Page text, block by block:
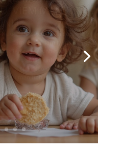
BẠO HÀNH,
THƯƠNG
VỆ
nhiều người khó hiểu
thơ ấu là: tại sao một
hoặc làm tổn thương
vực và bảo vệ chính cha
nhìn từ bên ngoài có
đứa trẻ...
More